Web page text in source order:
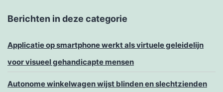
Berichten in deze categorie
Applicatie op smartphone werkt als virtuele geleidelijn
voor visueel gehandicapte mensen
Autonome winkelwagen wijst blinden en slechtzienden